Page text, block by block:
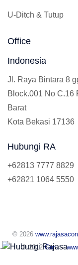
U-Ditch & Tutup
Office
Indonesia
Jl. Raya Bintara 8
Block.001 No C.16
Barat
Kota Bekasi 17136
Hubungi RA
+62813 7777 8829
+62821 1064 5550
© 2026
© 2012Guru-
.